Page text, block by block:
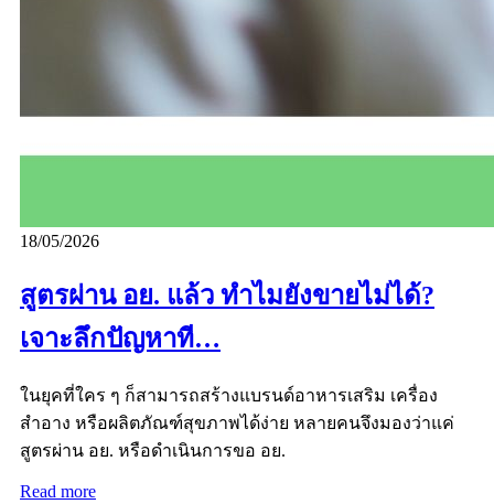
18/05/2026
สูตรผ่าน อย. แล้ว ทำไมยังขายไม่ได้?
เจาะลึกปัญหาที…
ในยุคที่ใคร ๆ ก็สามารถสร้างแบรนด์อาหารเสริม เครื่อง
สำอาง หรือผลิตภัณฑ์สุขภาพได้ง่าย หลายคนจึงมองว่าแค่
สูตรผ่าน อย. หรือดำเนินการขอ อย.
Read more